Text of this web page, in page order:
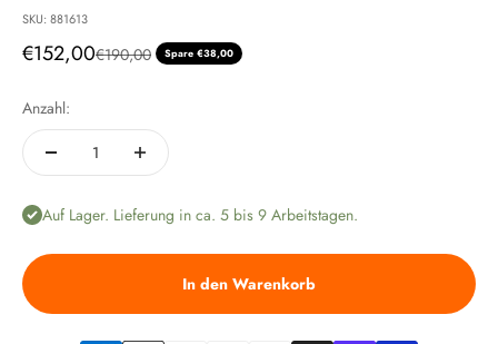
SKU: 881613
Angebot
€152,00Regulärer Preis
€190,00 Spare €38,00
Anzahl:
Auf Lager. Lieferung in ca. 5 bis 9 Arbeitstagen.
In den Warenkorb